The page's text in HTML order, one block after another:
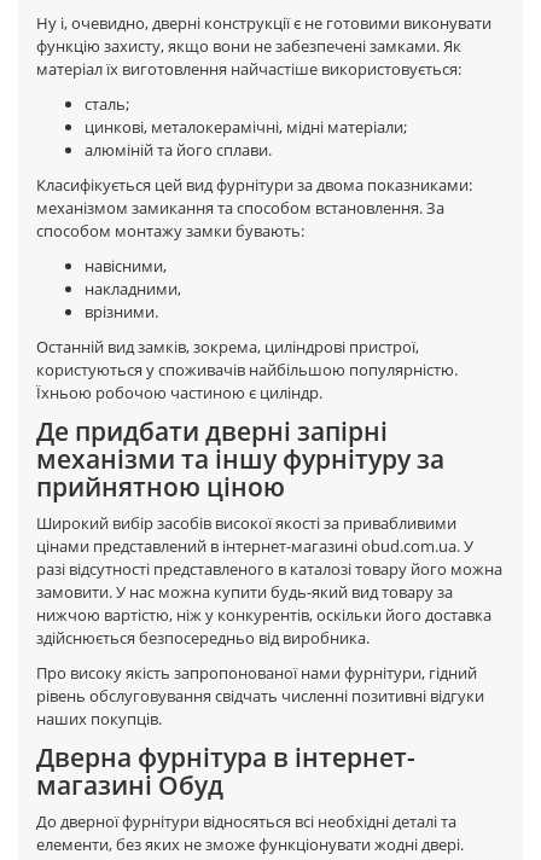
Ну і, очевидно, дверні конструкції є не готовими виконувати
функцію захисту, якщо вони не забезпечені замками. Як
матеріал їх виготовлення найчастіше використовується:
сталь;
цинкові, металокерамічні, мідні матеріали;
алюміній та його сплави.
Класифікується цей вид фурнітури за двома показниками:
механізмом замикання та способом встановлення. За
способом монтажу замки бувають:
навісними,
накладними,
врізними.
Останній вид замків, зокрема, циліндрові пристрої,
користуються у споживачів найбільшою популярністю.
Їхньою робочою частиною є циліндр.
Де придбати дверні запірні
механізми та іншу фурнітуру за
прийнятною ціною
Широкий вибір засобів високої якості за привабливими
цінами представлений в інтернет-магазині obud.com.ua. У
разі відсутності представленого в каталозі товару його можна
замовити. У нас можна купити будь-який вид товару за
нижчою вартістю, ніж у конкурентів, оскільки його доставка
здійснюється безпосередньо від виробника.
Про високу якість запропонованої нами фурнітури, гідний
рівень обслуговування свідчать численні позитивні відгуки
наших покупців.
Дверна фурнітура в інтернет-
магазині Обуд
До дверної фурнітури відносяться всі необхідні деталі та
елементи, без яких не зможе функціонувати жодні двері.